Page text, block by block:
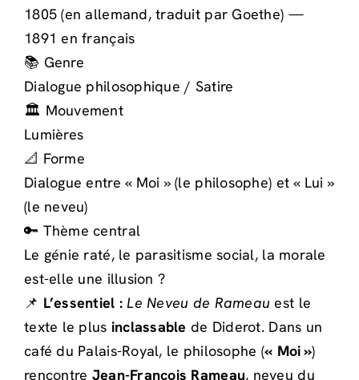
1805 (en allemand, traduit par Goethe) —
1891 en français
📚 Genre
Dialogue philosophique / Satire
🏛️ Mouvement
Lumières
📐 Forme
Dialogue entre « Moi » (le philosophe) et « Lui »
(le neveu)
🔑 Thème central
Le génie raté, le parasitisme social, la morale
est-elle une illusion ?
📌 L’essentiel : Le Neveu de Rameau est le
texte le plus inclassable de Diderot. Dans un
café du Palais-Royal, le philosophe (« Moi »)
rencontre Jean-François Rameau, neveu du